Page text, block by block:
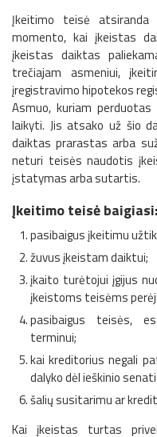
Įkeitimo teisė atsiranda
momento, kai įkeistas
įkeistas daiktas
trečiajam asmeniui,
įregistravimo hipotekos
Asmuo, kuriam
laikyti. Jis atsako už šio
daiktas prarastas arba
neturi teisės naudotis
įstatymas arba sutartis.
Įkeitimo teisė baigiasi:
pasibaigus įkeitimu
žuvus įkeistam daiktui;
įkaito turėtojui įgijus
įkeistoms teisėms
pasibaigus teisės,
terminui;
kai kreditorius negali
dalyko dėl ieškinio
šalių susitarimu ar
Kai įkeistas turtas